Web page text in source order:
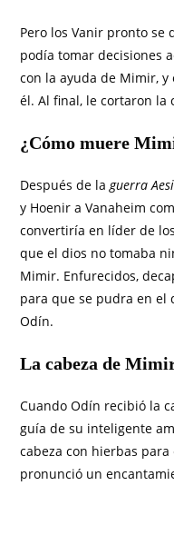
Pero los Vanir pronto se
podía tomar decisiones
con la ayuda de Mimir,
él. Al final, le cortaron la
¿Cómo muere
Después de laguerra
y Hoenir a Vanaheim
convertiría en líder de
que el dios no tomaba
Mimir. Enfurecidos,
para que se pudra en el
Odín.
La cabeza de
Cuando Odín recibió la
guía de su inteligente
cabeza con hierbas
pronunció un